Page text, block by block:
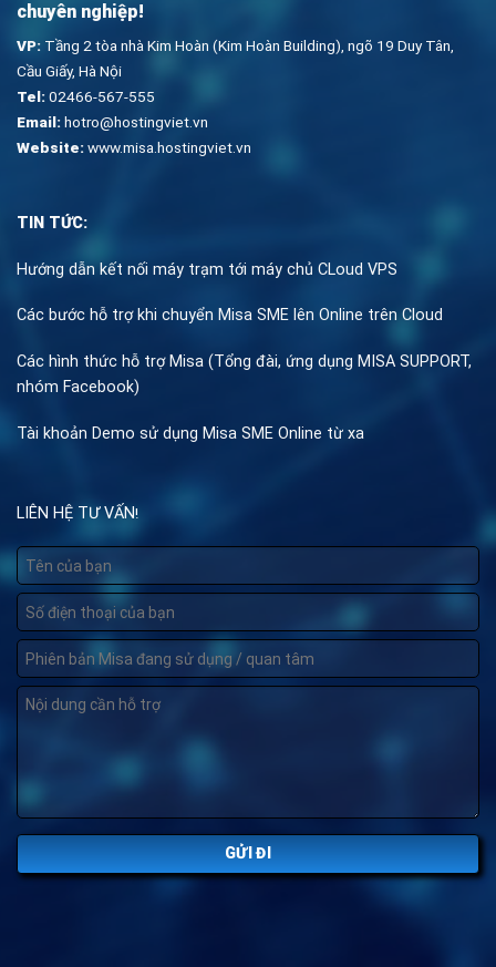
Email:hotro@hostingviet.vn
Website:
www.misa.hostingviet.vn
TIN TỨC:
Hướng dẫn kết nối máy trạm tới máy chủ CLoud VPS
nhóm Facebook)
Tài khoản Demo sử dụng Misa SME Online từ xa
LIÊN HỆ TƯ VẤN
Dịch vụ cung cấp bởihttps://hostingviet.vn/. Chúng tôi không phải là